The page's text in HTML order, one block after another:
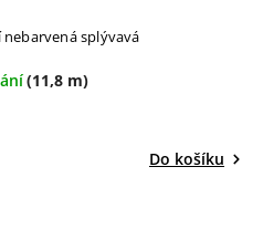
splývavá
(11,8 m)
Do košíku